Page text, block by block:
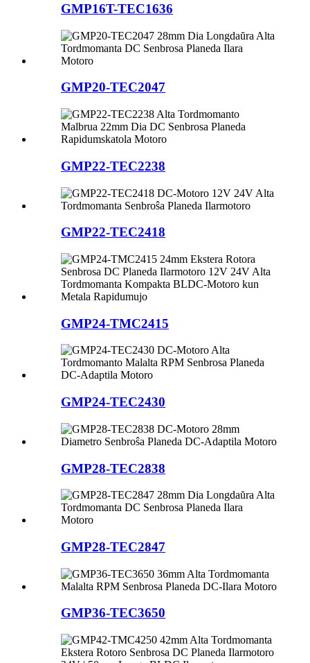
GMP16T-TEC1636
GMP20-TEC2047
GMP22-TEC2238
GMP22-TEC2418
GMP24-TMC2415
GMP24-TEC2430
GMP28-TEC2838
GMP28-TEC2847
GMP36-TEC3650